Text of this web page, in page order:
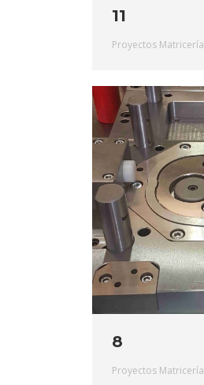
11
Proyectos Matricería
8
Proyectos Matricería